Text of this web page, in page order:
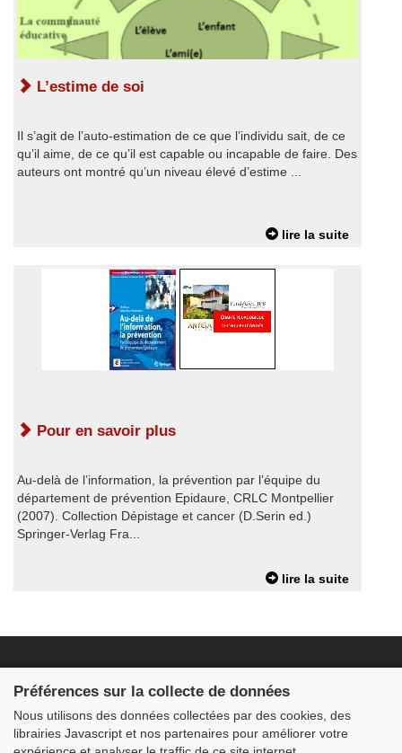
L’estime de soi
Il s’agit de l’auto-estimation de ce que l’individu sait, de ce
qu’il aime, de ce qu’il est capable ou incapable de faire. Des
auteurs ont montré qu’un niveau élevé d’estime ...
lire la suite
Pour en savoir plus
Au-delà de l’information, la prévention par l’équipe du
département de prévention Epidaure, CRLC Montpellier
(2007). Collection Dépistage et cancer (D.Serin ed.)
Springer-Verlag Fra...
lire la suite
2 – 4 rue du Mont Louvet
91640 FONTENAY LES BRIIS
contact@fondationjdb.org
01 60 80 64 60
Préférences sur la collecte de données
Nous utilisons des données collectées par des cookies, des
librairies Javascript et nos partenaires pour améliorer votre